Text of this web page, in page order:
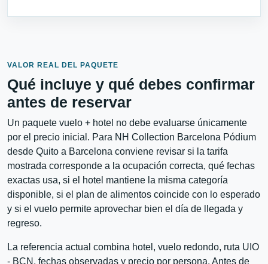
VALOR REAL DEL PAQUETE
Qué incluye y qué debes confirmar
antes de reservar
Un paquete vuelo + hotel no debe evaluarse únicamente
por el precio inicial. Para NH Collection Barcelona Pódium
desde Quito a Barcelona conviene revisar si la tarifa
mostrada corresponde a la ocupación correcta, qué fechas
exactas usa, si el hotel mantiene la misma categoría
disponible, si el plan de alimentos coincide con lo esperado
y si el vuelo permite aprovechar bien el día de llegada y
regreso.
La referencia actual combina hotel, vuelo redondo, ruta UIO
- BCN, fechas observadas y precio por persona. Antes de